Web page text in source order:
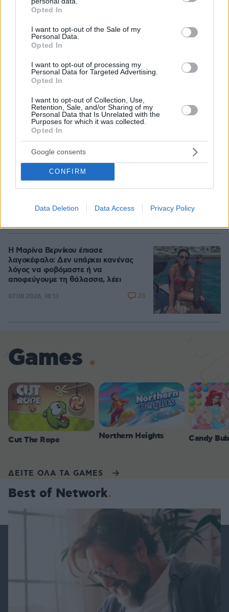
grant or deny consent to Google and its third-party tags to
use your data for below specified purposes in below Google
consent section.
Opted In
I want to opt-out of the Sale of my
Personal Data.
Opted In
I want to opt-out of processing my
Personal Data for Targeted Advertising.
Opted In
I want to opt-out of Collection, Use,
Retention, Sale, and/or Sharing of my
Personal Data that Is Unrelated with the
Purposes for which it was collected.
Opted In
Google consents
CONFIRM
Data Deletion Data Access Privacy Policy
στο τροχαίο στις Σέρρες
Ανδρομάχη για πρόσφατη εμφάνισή
της: Ένα μεγάλο συγγνώμη που δεν
κάποιες φορές το σώμα μας φωνάζει
07.08.2026, 10:55
Βόρεια Εύβοια: Οι 14 λίμνες που
γεννήθηκαν από εγκαταλελειμμένα
μεταλλεία δημιουργώντας ένα
μοναδικό οικοσύστημα, δείτε
Η Μαρίνα Βερνίκου έπιασε
λαγοκέφαλο: Δεν υπάρχει κανένας
λόγος να φοβόμαστε ή να
αποφεύγουμε τη θάλασσα, λέει
07.08.2026, 18:13 23
Games
Cut The Rope Northern Heights Candy
ΔΕΙΤΕ ΟΛΑ ΤΑ GAMES
Best of Network